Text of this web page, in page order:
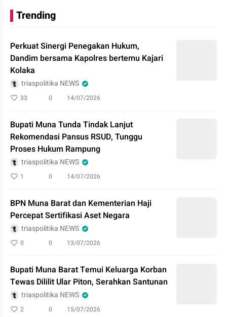
Trending
Perkuat Sinergi Penegakan Hukum,
Dandim bersama Kapolres bertemu Kajari
Kolaka
triaspolitika NEWS
33 0 14/07/2026
Bupati Muna Tunda Tindak Lanjut
Rekomendasi Pansus RSUD, Tunggu
Proses Hukum Rampung
triaspolitika NEWS
1 0 14/07/2026
BPN Muna Barat dan Kementerian Haji
Percepat Sertifikasi Aset Negara
triaspolitika NEWS
0 0 13/07/2026
Bupati Muna Barat Temui Keluarga Korban
Tewas Dililit Ular Piton, Serahkan Santunan
triaspolitika NEWS
2 0 15/07/2026